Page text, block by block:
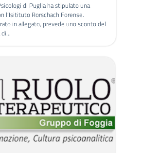
di Puglia ha stipulato una
l’Isitituto Rorschach Forense.
in allegato, prevede uno sconto del